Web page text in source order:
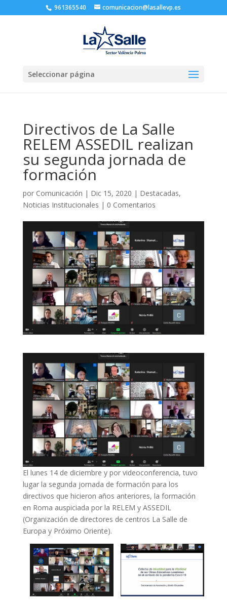
961365540 comunicacion@lasallevp.es
Seleccionar página
Directivos de La Salle
RELEM ASSEDIL realizan
su segunda jornada de
formación
por Comunicación | Dic 15, 2020 | Destacadas,
Noticias Institucionales | 0 Comentarios
El lunes 14 de diciembre y por videoconferencia, tuvo
lugar la segunda jornada de formación para los
directivos que hicieron años anteriores, la formación
en Roma auspiciada por la RELEM y ASSEDIL
(Organización de directores de centros La Salle de
Europa y Próximo Oriente).